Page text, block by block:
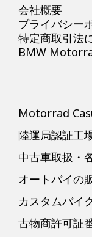
会社概要
プライバシー
特定商取引法
BMW
Motorrad
陸運局認証工
中古車取扱・
オートバイの
カスタムバイ
古物商許可証